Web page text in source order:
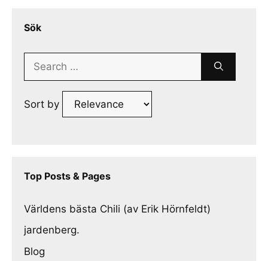
Sök
Search
Sort by
Top Posts & Pages
Världens bästa Chili (av Erik Hörnfeldt)
jardenberg.
Blog